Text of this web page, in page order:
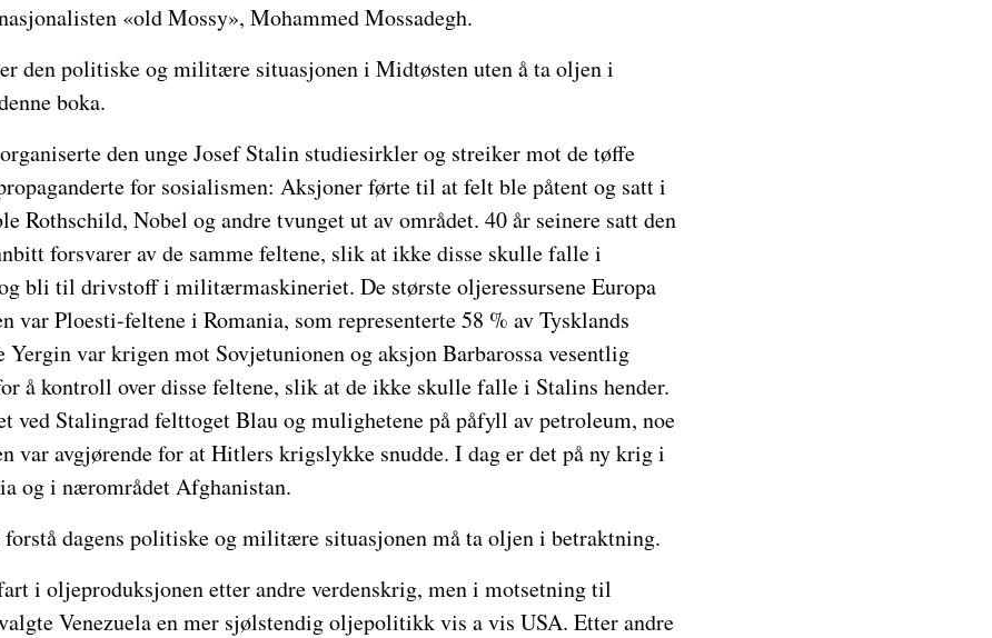
«old Mossy», Mohammed Mossadegh.
den politiske og militære situasjonen i Midtøsten uten å ta oljen i
boka.
den unge Josef Stalin studiesirkler og streiker mot de tøffe
for sosialismen: Aksjoner førte til at felt ble påtent og satt i
Rothschild, Nobel og andre tvunget ut av området. 40 år seinere satt den
forsvarer av de samme feltene, slik at ikke disse skulle falle i
bli til drivstoff i militærmaskineriet. De største oljeressursene Europa
var Ploesti-feltene i Romania, som representerte 58 % av Tysklands
var krigen mot Sovjetunionen og aksjon Barbarossa vesentlig
å kontroll over disse feltene, slik at de ikke skulle falle i Stalins hender.
ved Stalingrad felttoget Blau og mulighetene på påfyll av petroleum, noe
var avgjørende for at Hitlers krigslykke snudde. I dag er det på ny krig i
og i nærområdet Afghanistan.
forstå dagens politiske og militære situasjonen må ta oljen i betraktning.
i oljeproduksjonen etter andre verdenskrig, men i motsetning til
Venezuela en mer sjølstendig oljepolitikk vis a vis USA. Etter andre